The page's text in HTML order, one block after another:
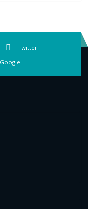
Twitter
Google